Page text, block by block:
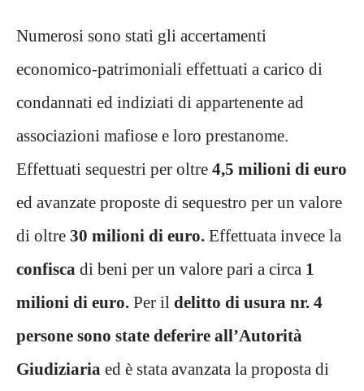
Numerosi sono stati gli accertamenti
economico-patrimoniali effettuati a carico di
condannati ed indiziati di appartenente ad
associazioni mafiose e loro prestanome.
Effettuati sequestri per oltre 4,5 milioni di euro
ed avanzate proposte di sequestro per un valore
di oltre 30 milioni di euro. Effettuata invece la
confisca di beni per un valore pari a circa 1
milioni di euro. Per il delitto di usura nr. 4
persone sono state deferire all’Autorità
Giudiziaria ed è stata avanzata la proposta di